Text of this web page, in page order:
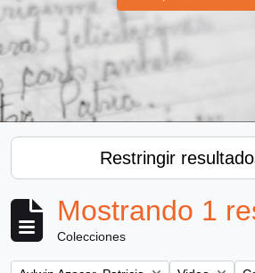
Restringir
Mostrando 1
Colecciones